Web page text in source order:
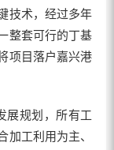
技术，经过多年
整套可行的丁基
项目落户嘉兴港
规划，所有工
加工利用为主、